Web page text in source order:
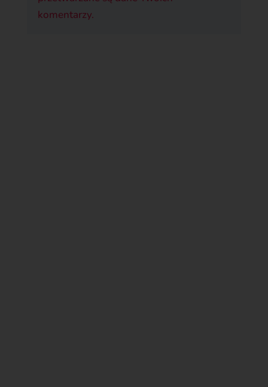
komentarzy.